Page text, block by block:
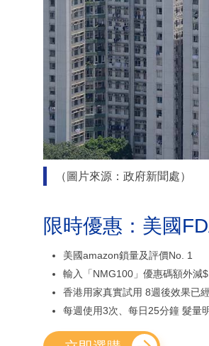
（圖片來源：政府新聞處）
限時優惠：美國
美國amazon鎖量及評價No. 1
輸入「NMG100」優惠碼額外減
香港用家真實試用 8週後效果已
每週使用3次、每日25分鐘 髮量